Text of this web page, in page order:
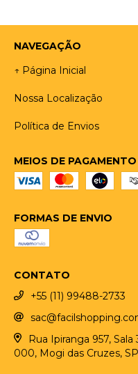
NAVEGAÇÃO
↑ Página Inicial
Nossa Localização
Política de Envios
MEIOS DE PAGAMENTO
FORMAS DE ENVIO
CONTATO
+55 (11) 99488-2733
Rua Ipiranga 957,
000, Mogi das Cruzes, SP